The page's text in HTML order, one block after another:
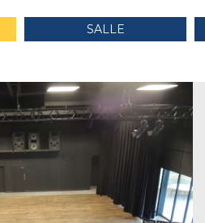
SALLE